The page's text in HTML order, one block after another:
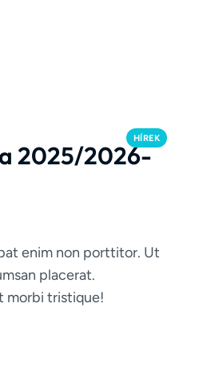
HÍREK
2025/2026-
enim non porttitor. Ut
placerat.
morbi tristique!